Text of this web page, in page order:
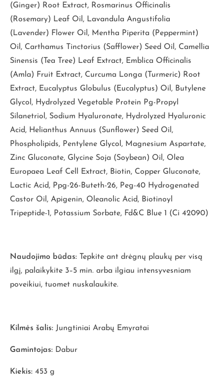
(Ginger) Root Extract, Rosmarinus Officinalis
(Rosemary) Leaf Oil, Lavandula Angustifolia
(Lavender) Flower Oil, Mentha Piperita (Peppermint)
Oil, Carthamus Tinctorius (Safflower) Seed Oil, Camellia
Sinensis (Tea Tree) Leaf Extract, Emblica Officinalis
(Amla) Fruit Extract, Curcuma Longa (Turmeric) Root
Extract, Eucalyptus Globulus (Eucalyptus) Oil, Butylene
Glycol, Hydrolyzed Vegetable Protein Pg-Propyl
Silanetriol, Sodium Hyaluronate, Hydrolyzed Hyaluronic
Acid, Helianthus Annuus (Sunflower) Seed Oil,
Phospholipids, Pentylene Glycol, Magnesium Aspartate,
Zinc Gluconate, Glycine Soja (Soybean) Oil, Olea
Europaea Leaf Cell Extract, Biotin, Copper Gluconate,
Lactic Acid, Ppg-26-Buteth-26, Peg-40 Hydrogenated
Castor Oil, Apigenin, Oleanolic Acid, Biotinoyl
Tripeptide-1, Potassium Sorbate, Fd&C Blue 1 (Ci 42090)
Naudojimo būdas: Tepkite ant drėgnų plaukų per visą
ilgį, palaikykite 3–5 min. arba ilgiau intensyvesniam
poveikiui, tuomet nuskalaukite.
Kilmės šalis: Jungtiniai Arabų Emyratai
Gamintojas: Dabur
Kiekis: 453 g